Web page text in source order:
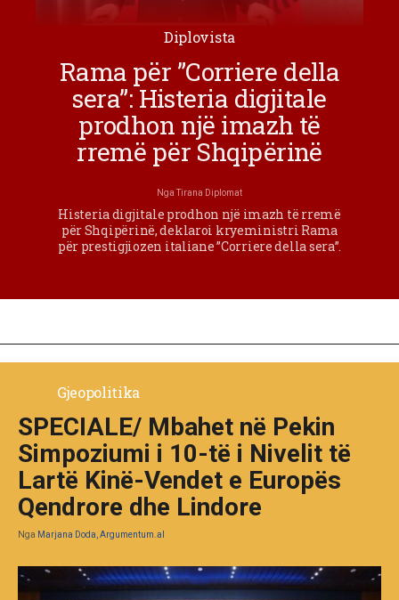
Diplovista
Rama për ”Corriere della
sera”: Histeria digjitale
prodhon një imazh të
rremë për Shqipërinë
NgaTirana Diplomat
Histeria digjitale prodhon një imazh të rremë
për Shqipërinë, deklaroi kryeministri Rama
për prestigjiozen italiane ”Corriere della sera”.
Gjeopolitika
SPECIALE/ Mbahet në Pekin
Simpoziumi i 10-të i Nivelit të
Lartë Kinë-Vendet e Europës
Qendrore dhe Lindore
Nga Marjana Doda, Argumentum.al